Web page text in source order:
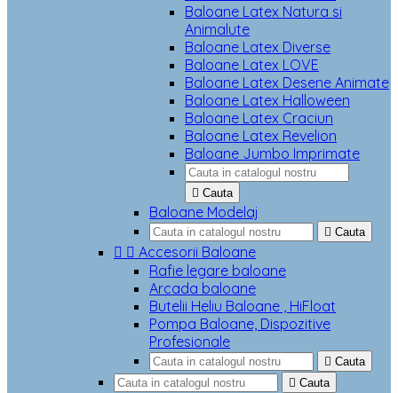
Baloane Latex Natura si
Animalute
Baloane Latex Diverse
Baloane Latex LOVE
Baloane Latex Desene Animate
Baloane Latex Halloween
Baloane Latex Craciun
Baloane Latex Revelion
Baloane Jumbo Imprimate
 Cauta
Baloane Modelaj
 Cauta
  Accesorii Baloane
Rafie legare baloane
Arcada baloane
Butelii Heliu Baloane , HiFloat
Pompa Baloane, Dispozitive
Profesionale
 Cauta
 Cauta